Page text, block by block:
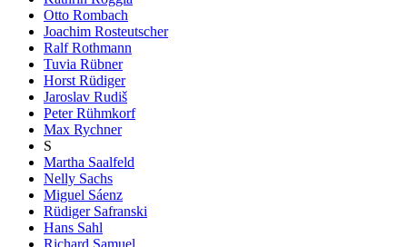
Otto Rombach
Joachim Rosteutscher
Ralf Rothmann
Tuvia Rübner
Horst Rüdiger
Jaroslav Rudiš
Peter Rühmkorf
Max Rychner
S
Martha Saalfeld
Nelly Sachs
Miguel Sáenz
Rüdiger Safranski
Hans Sahl
Richard Samuel